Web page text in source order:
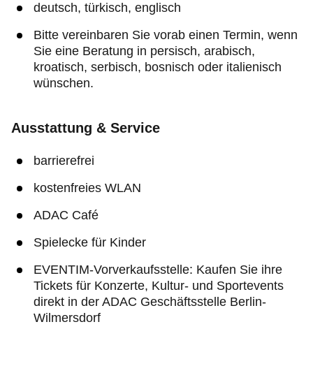
deutsch, türkisch, englisch
Bitte vereinbaren Sie vorab einen Termin, wenn
Sie eine Beratung in persisch, arabisch,
kroatisch, serbisch, bosnisch oder italienisch
wünschen.
Ausstattung & Service
barrierefrei
kostenfreies WLAN
ADAC Café
Spielecke für Kinder
EVENTIM-Vorverkaufsstelle: Kaufen Sie ihre
Tickets für Konzerte, Kultur- und Sportevents
direkt in der ADAC Geschäftsstelle Berlin-
Wilmersdorf